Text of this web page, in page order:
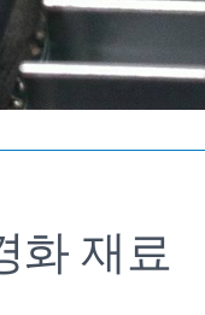
화 재료